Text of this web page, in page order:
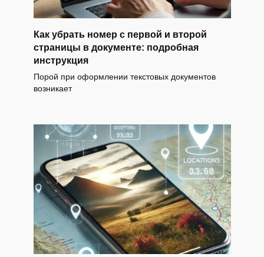
Как убрать номер с первой и второй
страницы в документе: подробная
инструкция
Порой при оформлении текстовых документов
возникает